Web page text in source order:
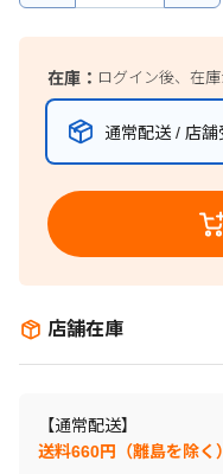
在庫： ログイン後、在
通常配送 / 店舗
店舗在庫
【通常配送】
送料660円（離島を除